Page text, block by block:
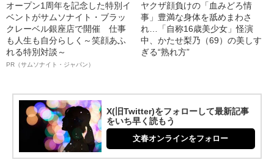
オープン1周年を記念した特別イ
ベントがサムソナイト・ブラッ
クレーベル銀座店で開催 仕事
も人生も自分らしく～笑顔あふ
れる特別対談～
PR（サムソナイト・ジャパン）
ヤクザ顔負けの「血みどろ情
事」豊満な身体を舐めまわさ
れ…「自称16歳美少女」怪演
中、かたせ梨乃（69）の美しす
ぎる“熟れ方”
X(旧Twitter)をフォローして最新記事
をいち早く読もう
文春オンラインをフォロー